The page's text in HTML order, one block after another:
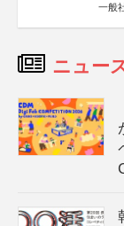
一般
ニュー